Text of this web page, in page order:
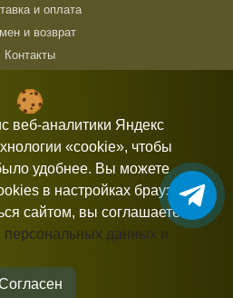
и оплата
и возврат
Контакты
без выходных
moscow@yandex.ru
на сайте, не является публичной
офертой.
moscow
веб-аналитики Яндекс
«cookie», чтобы
удобнее. Вы можете
в настройках браузера.
сайтом, вы соглашаетесь
персональных данных и